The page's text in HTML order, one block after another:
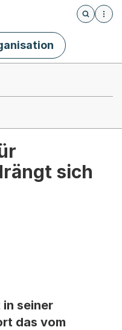
Öffnet
sich
in seiner
das vom